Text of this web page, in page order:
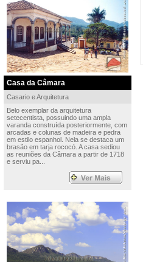
Casa da Câmara
Casario e Arquitetura
Belo exemplar da arquitetura
setecentista, possuindo uma ampla
varanda construída posteriormente, com
arcadas e colunas de madeira e pedra
em estilo espanhol. Nela se destaca um
brasão em tarja rococó. A casa sediou
as reuniões da Câmara a partir de 1718
e serviu pa...